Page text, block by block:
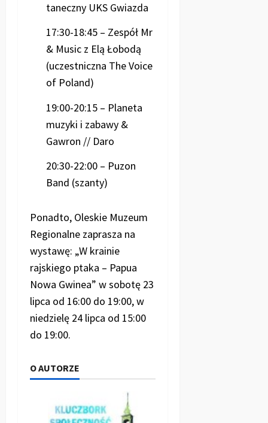
taneczny UKS Gwiazda
17:30-18:45 – Zespół Mr
& Music z Elą Łobodą
(uczestniczna The Voice
of Poland)
19:00-20:15 – Planeta
muzyki i zabawy &
Gawron // Daro
20:30-22:00 – Puzon
Band (szanty)
Ponadto, Oleskie Muzeum
Regionalne zaprasza na
wystawę: „W krainie
rajskiego ptaka – Papua
Nowa Gwinea” w sobotę 23
lipca od 16:00 do 19:00, w
niedzielę 24 lipca od 15:00
do 19:00.
O AUTORZE